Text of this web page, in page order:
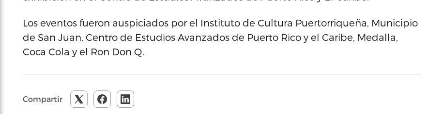
Los eventos fueron auspiciados por el Instituto de Cultura Puertorriqueña, Municipio
de San Juan, Centro de Estudios Avanzados de Puerto Rico y el Caribe, Medalla,
Coca Cola y el Ron Don Q.
Compartir